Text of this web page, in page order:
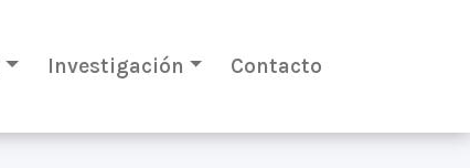
Investigación Contacto